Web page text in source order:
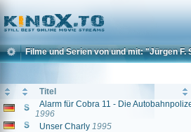
Home
Filme und Serien von und mit: "Jürgen F.
Titel
Alarm für Cobra 11 - Die
1996
Unser Charly 1995